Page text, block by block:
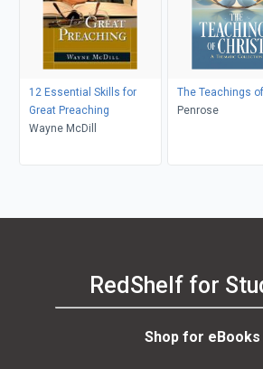
12 Essential Skills for
Great Preaching
Wayne McDill
The Teachings
Penrose
RedShelf for
Shop for eBooks